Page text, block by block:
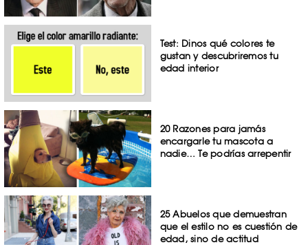
Test: Dinos qué colores te
gustan y descubriremos tu
edad interior
20 Razones para jamás
encargarle tu mascota a
nadie… Te podrías arrepentir
25 Abuelos que demuestran
que el estilo no es cuestión de
edad, sino de actitud